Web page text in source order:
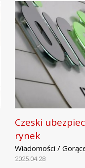
Czeski
rynek
Wiadomości /
2025.04.28